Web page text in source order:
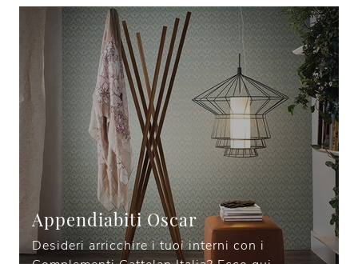
Appendiabiti Oscar
Desideri arricchire i tuoi interni con i